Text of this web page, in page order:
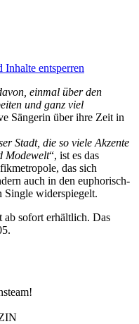
entsperren
einmal über den
und ganz viel
Sängerin über ihre Zeit in
Stadt, die so viele Akzente
Modewelt“, ist es das
das sich
auch in den euphorisch-
Single widerspiegelt.
ab sofort erhältlich. Das